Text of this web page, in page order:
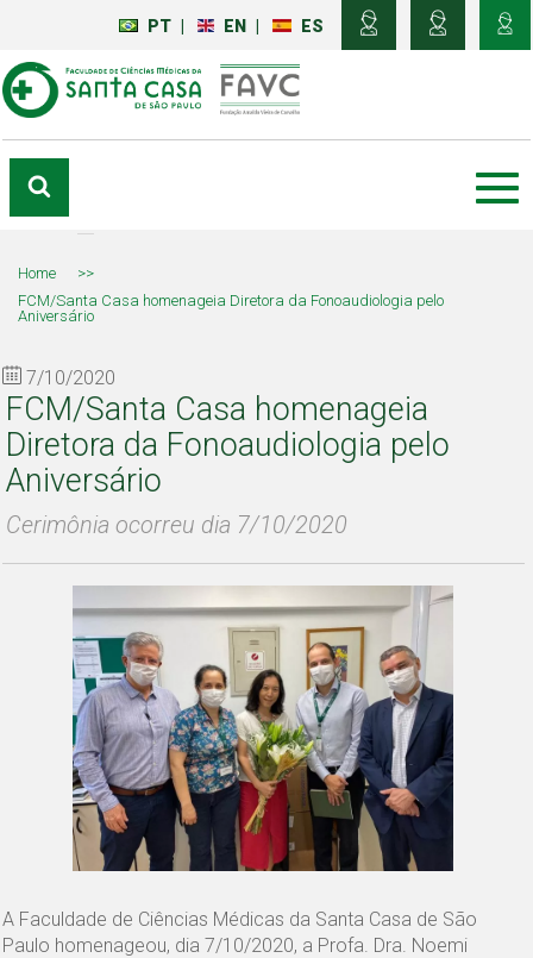
PT EN ES
Home
>>
FCM/Santa Casa homenageia Diretora da Fonoaudiologia pelo
Aniversário
7/10/2020
FCM/Santa Casa homenageia
Diretora da Fonoaudiologia pelo
Aniversário
Cerimônia ocorreu dia 7/10/2020
A Faculdade de Ciências Médicas da Santa Casa de São
Paulo homenageou, dia 7/10/2020, a Profa. Dra. Noemi